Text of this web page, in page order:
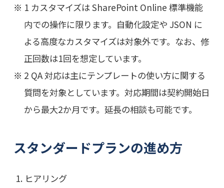
1 カスタマイズは SharePoint Online 標準機能
内での操作に限ります。自動化設定や JSON に
よる高度なカスタマイズは対象外です。なお、修
正回数は1回を想定しています。
2 QA 対応は主にテンプレートの使い方に関する
質問を対象としています。対応期間は契約開始日
から最大2か月です。延長の相談も可能です。
スタンダードプランの進め方
ヒアリング